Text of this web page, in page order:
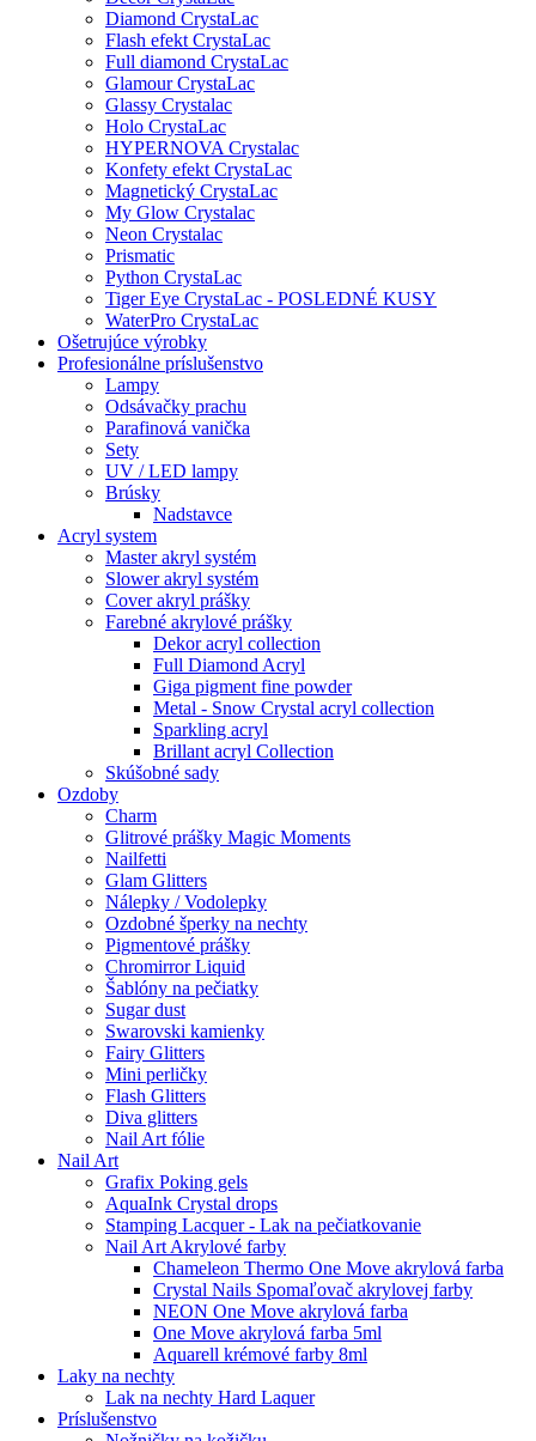
Diamond CrystaLac
Flash efekt CrystaLac
Full diamond CrystaLac
Glamour CrystaLac
Glassy Crystalac
Holo CrystaLac
HYPERNOVA Crystalac
Konfety efekt CrystaLac
Magnetický CrystaLac
My Glow Crystalac
Neon Crystalac
Prismatic
Python CrystaLac
Tiger Eye CrystaLac - POSLEDNÉ KUSY
WaterPro CrystaLac
Ošetrujúce výrobky
Profesionálne príslušenstvo
Lampy
Odsávačky prachu
Parafinová vanička
Sety
UV / LED lampy
Brúsky
Nadstavce
Acryl system
Master akryl systém
Slower akryl systém
Cover akryl prášky
Farebné akrylové prášky
Dekor acryl collection
Full Diamond Acryl
Giga pigment fine powder
Metal - Snow Crystal acryl collection
Sparkling acryl
Brillant acryl Collection
Skúšobné sady
Ozdoby
Charm
Glitrové prášky Magic Moments
Nailfetti
Glam Glitters
Nálepky / Vodolepky
Ozdobné šperky na nechty
Pigmentové prášky
Chromirror Liquid
Šablóny na pečiatky
Sugar dust
Swarovski kamienky
Fairy Glitters
Mini perličky
Flash Glitters
Diva glitters
Nail Art fólie
Nail Art
Grafix Poking gels
AquaInk Crystal drops
Stamping Lacquer - Lak na pečiatkovanie
Nail Art Akrylové farby
Chameleon Thermo One Move akrylová farba
Crystal Nails Spomaľovač akrylovej farby
NEON One Move akrylová farba
One Move akrylová farba 5ml
Aquarell krémové farby 8ml
Laky na nechty
Lak na nechty Hard Laquer
Príslušenstvo